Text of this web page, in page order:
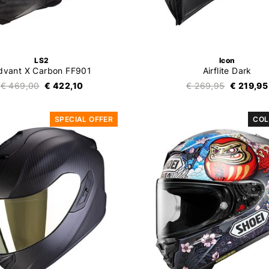
LS2
X Carbon FF901
€ 469,00 € 422,10
Icon
Airflite Dark
€ 269,95 € 219,95
SPECIAL OFFER